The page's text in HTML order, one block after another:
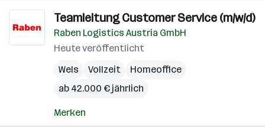
Teamleitung Customer Service (m/w/d)
Raben Logistics Austria GmbH
Heute veröffentlicht
Wels
Vollzeit
Homeoffice
ab 42.000 € jährlich
Merken